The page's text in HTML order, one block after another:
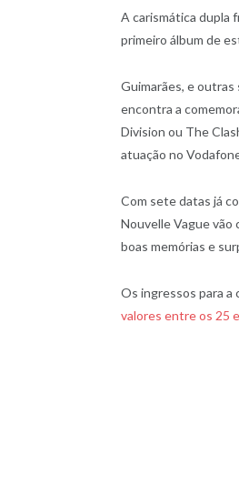
A carismática dupla
primeiro álbum de
Guimarães, e
encontra a
Division ou The
atuação no
Com sete datas já
Nouvelle Vague vão
boas memórias e
Os ingressos para a
valores entre os 25